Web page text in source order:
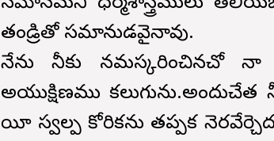
తండ్రితో సమానుడవైనావు.
నేను నీకు నమస్కరించినచో
అయుక్షిణము
యీ స్వల్ప కోరికను తప్పక